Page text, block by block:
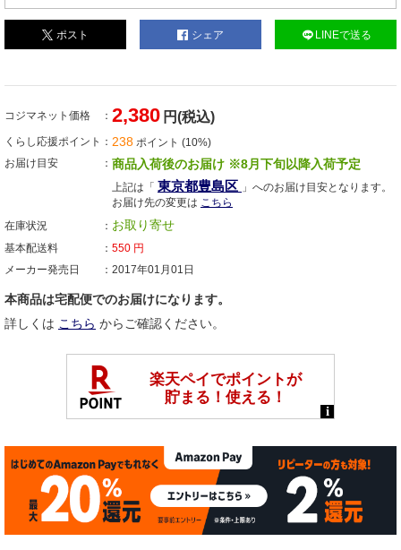
ポスト シェア LINEで送る
コジマネット価格 2,380 円(税込)
くらし応援ポイント 238 ポイント (10%)
お届け目安
商品入荷後のお届け ※8月下旬以降入荷予定
上記は「 東京都豊島区 」へのお届け目安となります。
お届け先の変更は こちら
在庫状況
お取り寄せ
基本配送料 550 円
メーカー発売日
2017年01月01日
本商品は宅配便でのお届けになります。
詳しくは こちら からご確認ください。